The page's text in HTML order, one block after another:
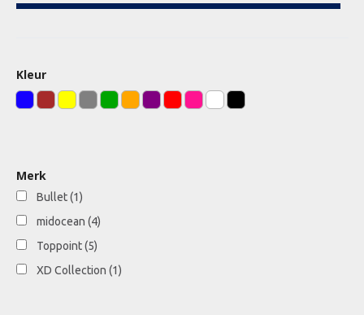
Kleur
Merk
Bullet (1)
midocean (4)
Toppoint (5)
XD Collection (1)